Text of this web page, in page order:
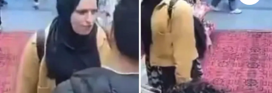
Magazin
Manşet Altı
Manşetler